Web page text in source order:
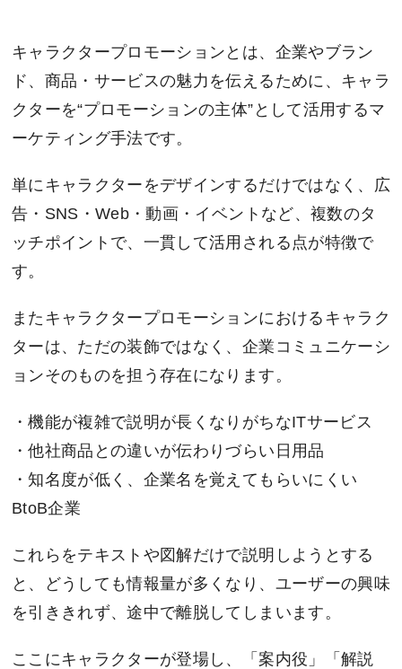
キャラクタープロモーションとは、企業やブラン
ド、商品・サービスの魅力を伝えるために、キャラ
クターを“プロモーションの主体”として活用するマ
ーケティング手法です。
単にキャラクターをデザインするだけではなく、広
告・SNS・Web・動画・イベントなど、複数のタ
ッチポイントで、一貫して活用される点が特徴で
す。
またキャラクタープロモーションにおけるキャラク
ターは、ただの装飾ではなく、企業コミュニケーシ
ョンそのものを担う存在になります。
・機能が複雑で説明が長くなりがちなITサービス
・他社商品との違いが伝わりづらい日用品
・知名度が低く、企業名を覚えてもらいにくい
BtoB企業
これらをテキストや図解だけで説明しようとする
と、どうしても情報量が多くなり、ユーザーの興味
を引ききれず、途中で離脱してしまいます。
ここにキャラクターが登場し、「案内役」「解説